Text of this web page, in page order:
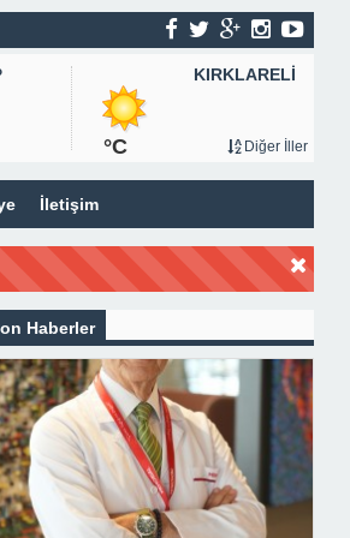
KIRKLARELİ
°C Diğer İller
İletişim
Haberler